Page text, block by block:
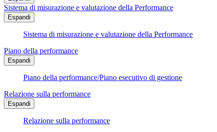
Sistema di misurazione e valutazione della Performance
Espandi
Sistema di misurazione e valutazione della Performance
Piano della performance
Espandi
Piano della performance/Piano esecutivo di gestione
Relazione sulla performance
Espandi
Relazione sulla performance